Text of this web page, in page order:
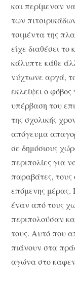
και περίμεναν
των
τσιμέντα της
είχε διαθέσει
κάλυπτε κάθε
νύχτωνε αργά, το
εκλείψει ο
υπέρβαση του
της σχολικής
απόγευμα
σε δημόσιους
περιπολίες για
παραβάτες, τους
επόμενης μέρας.
έναν από τους
περιπολούσαν
τους. Αυτό που
πιάνουν στα
αγώνα στο